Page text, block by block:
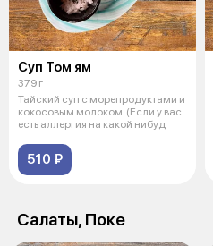
Суп Том ям
379 г
Тайский суп с морепродуктами и
кокосовым молоком. (Если у вас
есть аллергия на какой нибуд
510 ₽
Салаты, Поке